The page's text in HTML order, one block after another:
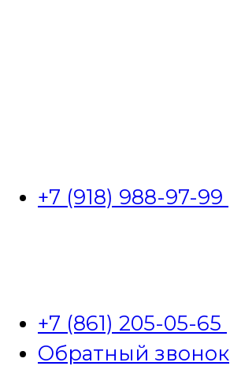
+7 (918) 988-97-99
+7 (861) 205-05-65
Обратный звонок